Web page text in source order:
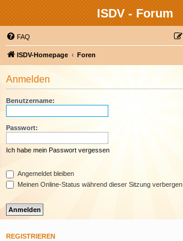
ISDV - Forum
FAQ
ISDV-Homepage Foren
Anmelden
Benutzername:
Passwort:
Ich habe mein Passwort vergessen
Angemeldet bleiben
Meinen Online-Status während dieser Sitzung verbergen
REGISTRIEREN